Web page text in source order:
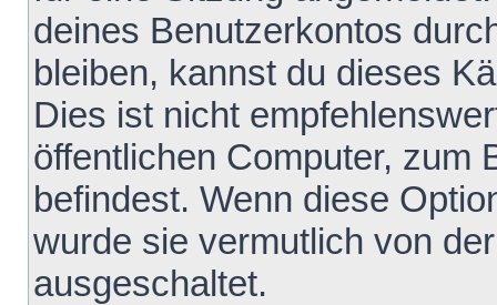
deines Benutzerkontos
bleiben, kannst du dieses
Dies ist nicht
öffentlichen Computer, zum
befindest. Wenn diese
wurde sie vermutlich von
ausgeschaltet.